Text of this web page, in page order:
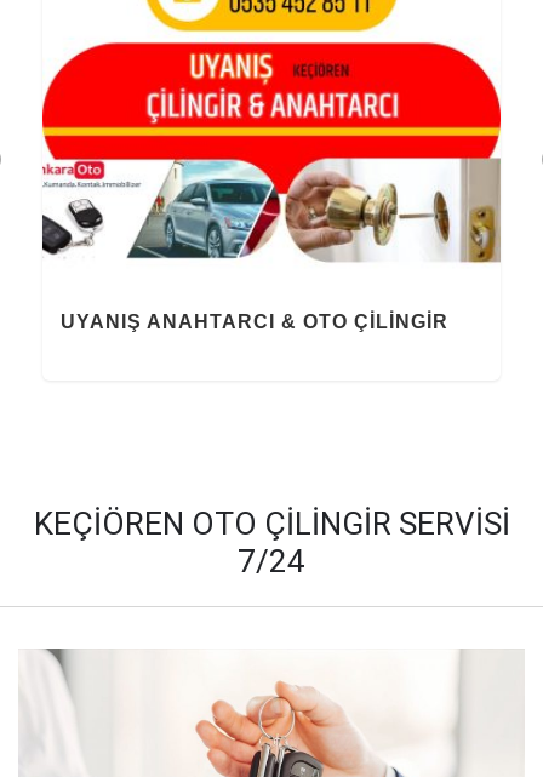
Previous
UYANIŞ ANAHTARCI & OTO ÇILINGIR
KEÇİÖREN OTO ÇİLİNGİR SERVİSİ
7/24